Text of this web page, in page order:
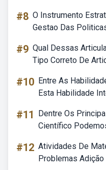
#8 O Instrumento
Gestao Das
#9 Qual Dessas
Tipo Correto De
#10 Entre As
Esta Habilidade
#11
Dentre Os
Científico
#12 Atividades De
Problemas Adição